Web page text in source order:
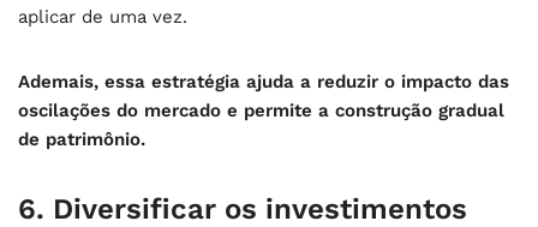
aplicar de uma vez.
Ademais, essa estratégia ajuda a reduzir o impacto das
oscilações do mercado e permite a construção gradual
de patrimônio.
6. Diversificar os investimentos